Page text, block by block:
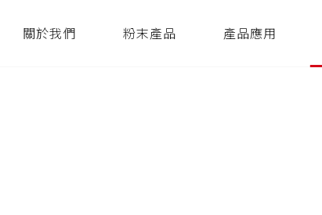
關於我們 粉末產品 產品應用